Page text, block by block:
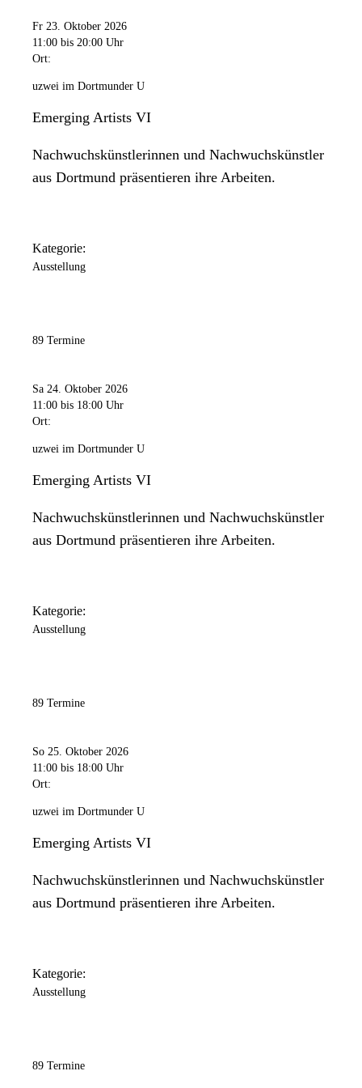
Samstag
11:00 Uhr
Sonntag
Fr 23. Oktober 2026
11:00 bis 20:00 Uhr
Ort:
uzwei im Dortmunder U
Emerging Artists VI
Nachwuchskünstlerinnen und Nachwuchskünstler
aus Dortmund präsentieren ihre Arbeiten.
Kategorie:
Ausstellung
89 Termine
Sa 24. Oktober 2026
11:00 bis 18:00 Uhr
Ort:
uzwei im Dortmunder U
Emerging Artists VI
Nachwuchskünstlerinnen und Nachwuchskünstler
aus Dortmund präsentieren ihre Arbeiten.
Kategorie:
Ausstellung
89 Termine
So 25. Oktober 2026
11:00 bis 18:00 Uhr
Ort:
uzwei im Dortmunder U
Emerging Artists VI
Nachwuchskünstlerinnen und Nachwuchskünstler
aus Dortmund präsentieren ihre Arbeiten.
Kategorie:
Ausstellung
89 Termine